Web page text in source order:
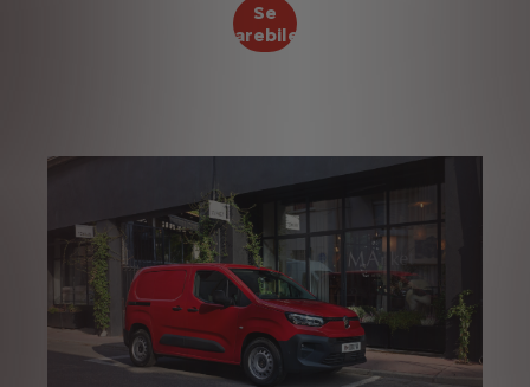
Se
varebiler